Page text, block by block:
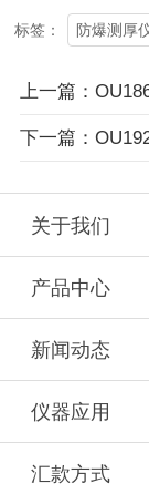
标签： 防爆测厚
上一篇：
下一篇：
关于我们
产品中心
新闻动态
仪器应用
汇款方式